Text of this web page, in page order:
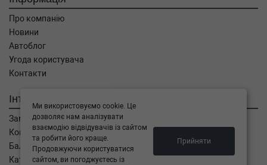
Про компанію
Новини
Автоблог
Угода користувача
Контакти
Інтернет магазин
Замовлення
Кошик
Баланс
Каталог товарів
Ми використовуємо cookie. Це
дозволяє нам аналізувати
взаємодію відвідувачів із сайтом
та робити його краще.
Продовжуючи користуватися
сайтом, ви погоджуєтесь із
Прийняти